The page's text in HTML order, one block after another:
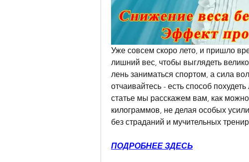
Уже совсем скоро лето, и пришло
лишний вес, чтобы выглядеть
лень заниматься спортом, а сила
отчаивайтесь - есть способ
статье мы расскажем вам, как
килограммов, не делая особых
без страданий и мучительных
ПОДРОБНЕЕ ЗДЕСЬ